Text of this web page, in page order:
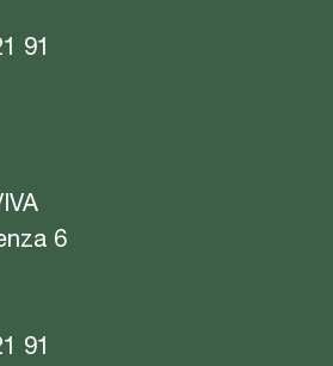
91
6
91